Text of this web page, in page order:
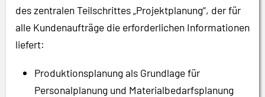
des zentralen Teilschrittes „Projektplanung“, der für
alle Kundenaufträge die erforderlichen Informationen
liefert:
Produktionsplanung als Grundlage für
Personalplanung und Materialbedarfsplanung